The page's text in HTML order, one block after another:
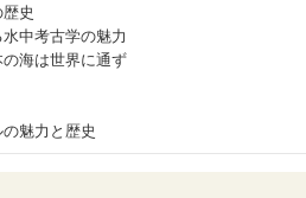
史
中考古学の魅力
海は世界に通ず
魅力と歴史